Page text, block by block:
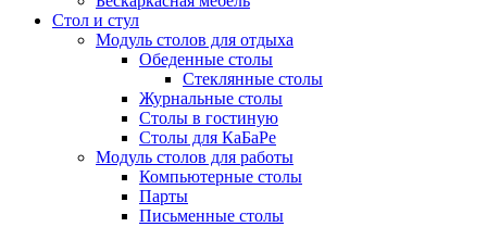
Стол и стул
Модуль столов для отдыха
Обеденные столы
Стеклянные столы
Журнальные столы
Столы в гостиную
Столы для КаБаРе
Модуль столов для работы
Компьютерные столы
Парты
Письменные столы